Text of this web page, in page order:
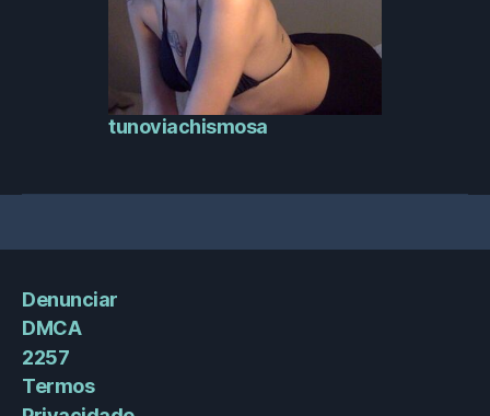
tunoviachismosa
Denunciar
DMCA
2257
Termos